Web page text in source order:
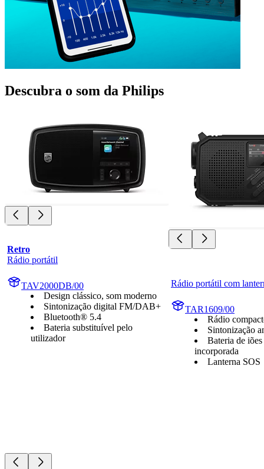
Descubra o som da Philips
Retro
Rádio portátil
TAV2000DB/00
Design clássico, som moderno
Sintonização digital FM/DAB+
Bluetooth® 5.4
Bateria substituível pelo
utilizador
Rádio portátil com
TAR1609/00
Rádio
Sintonização
Bateria de
incorporada
Lanterna SOS